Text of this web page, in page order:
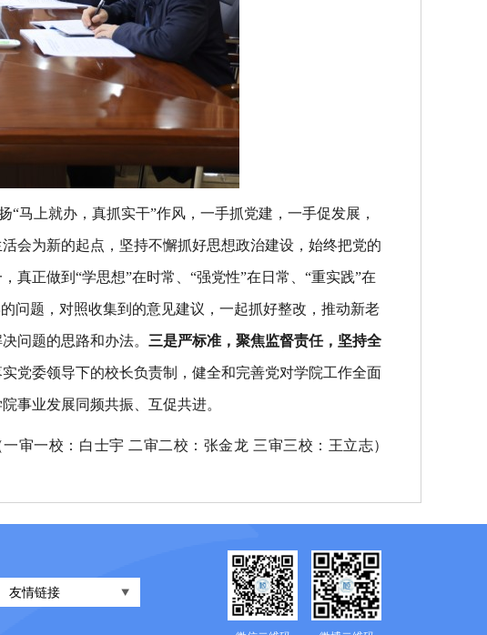
马上就办，真抓实干”作风，一手抓党建，一手促发展，
会为新的起点，坚持不懈抓好思想政治建设，始终把党的
正做到“学思想”在时常、“强党性”在日常、“重实践”在
问题，对照收集到的意见建议，一起抓好整改，推动新老
问题的思路和办法。 三是严标准，聚焦监督责任，坚持全
党委领导下的校长负责制，健全和完善党对学院工作全面
事业发展同频共振、互促共进。
一审一校： 白士宇 二审二校：张金龙 三审三校：王立志）
友情链接